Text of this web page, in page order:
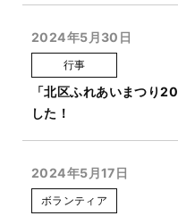
2024年5月30日
行事
「北区ふれあいまつり
した！
2024年5月17日
ボランティア